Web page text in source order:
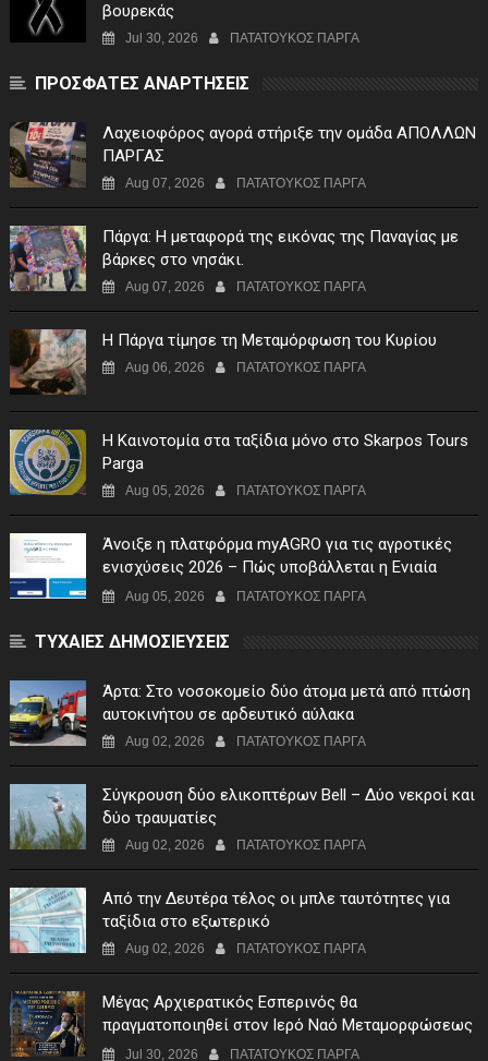
βουρεκάς
Jul 30, 2026 ΠΑΤΑΤΟΥΚΟΣ ΠΑΡΓΑ
ΠΡΟΣΦΑΤΕΣ ΑΝΑΡΤΗΣΕΙΣ
Λαχειοφόρος αγορά στήριξε την ομάδα ΑΠΟΛΛΩΝ
ΠΑΡΓΑΣ
Aug 07, 2026 ΠΑΤΑΤΟΥΚΟΣ ΠΑΡΓΑ
Πάργα: Η μεταφορά της εικόνας της Παναγίας με
βάρκες στο νησάκι.
Aug 07, 2026 ΠΑΤΑΤΟΥΚΟΣ ΠΑΡΓΑ
Η Πάργα τίμησε τη Μεταμόρφωση του Κυρίου
Aug 06, 2026 ΠΑΤΑΤΟΥΚΟΣ ΠΑΡΓΑ
Η Καινοτομία στα ταξίδια μόνο στο Skarpos Tours
Parga
Aug 05, 2026 ΠΑΤΑΤΟΥΚΟΣ ΠΑΡΓΑ
Άνοιξε η πλατφόρμα myAGRO για τις αγροτικές
ενισχύσεις 2026 – Πώς υποβάλλεται η Ενιαία
Αίτηση Ενίσχυσης
Aug 05, 2026 ΠΑΤΑΤΟΥΚΟΣ ΠΑΡΓΑ
ΤΥΧΑΙΕΣ ΔΗΜΟΣΙΕΥΣΕΙΣ
Άρτα: Στο νοσοκομείο δύο άτομα μετά από πτώση
αυτοκινήτου σε αρδευτικό αύλακα
Aug 02, 2026 ΠΑΤΑΤΟΥΚΟΣ ΠΑΡΓΑ
Σύγκρουση δύο ελικοπτέρων Bell – Δύο νεκροί και
δύο τραυματίες
Aug 02, 2026 ΠΑΤΑΤΟΥΚΟΣ ΠΑΡΓΑ
Από την Δευτέρα τέλος οι μπλε ταυτότητες για
ταξίδια στο εξωτερικό
Aug 02, 2026 ΠΑΤΑΤΟΥΚΟΣ ΠΑΡΓΑ
Μέγας Αρχιερατικός Εσπερινός θα
πραγματοποιηθεί στον Ιερό Ναό Μεταμορφώσεως
του Σωτήρος Σταυροχωρίου στης 5 Αυγούστου
Jul 30, 2026 ΠΑΤΑΤΟΥΚΟΣ ΠΑΡΓΑ